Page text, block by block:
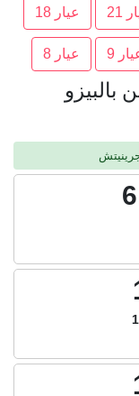
21 عيار 18
9 عيار 8
بالبيزو